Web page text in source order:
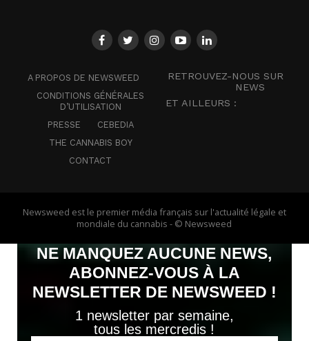
A PROPOS DE NEWSWEED
CONDITIONS GÉNÉRALES
D’UTILISATION
PRESSE
CEBEDIA
THE CANNABIS BOY
CONTACT
RETROUVEZ-NOUS SUR
NEWS
ET AILLEURS :
Newsweed est le premier média français sur l'actualité légale et
mondiale du cannabis - © Newsweed
NE MANQUEZ AUCUNE NEWS,
ABONNEZ-VOUS À LA
NEWSLETTER DE NEWSWEED !
1 newsletter par semaine,
tous les mercredis !